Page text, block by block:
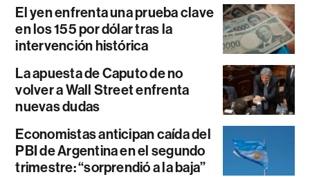
El yen enfrenta una prueba clave
en los 155 por dólar tras la
intervención histórica
La apuesta de Caputo de no
volver a Wall Street enfrenta
nuevas dudas
Economistas anticipan caída del
PBI de Argentina en el segundo
trimestre: “sorprendió a la baja”